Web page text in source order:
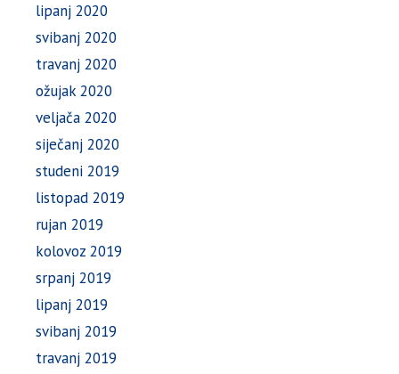
lipanj 2020
svibanj 2020
travanj 2020
ožujak 2020
veljača 2020
siječanj 2020
studeni 2019
listopad 2019
rujan 2019
kolovoz 2019
srpanj 2019
lipanj 2019
svibanj 2019
travanj 2019